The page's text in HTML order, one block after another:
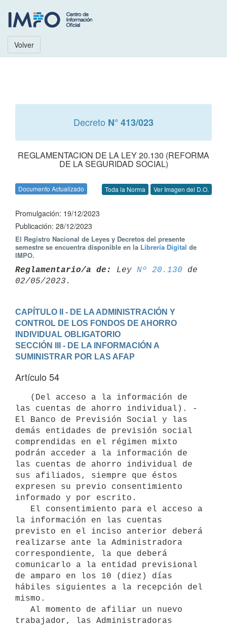
Volver
Decreto N° 413/023
REGLAMENTACION DE LA LEY 20.130 (REFORMA
DE LA SEGURIDAD SOCIAL)
Documento Actualizado Toda la Norma Ver Imagen del D.O.
Promulgación: 19/12/2023
Publicación: 28/12/2023
El Registro Nacional de Leyes y Decretos del presente
semestre se encuentra disponible en la Librería Digital de
IMPO.
Reglamentario/a de: Ley Nº 20.130 de
CAPÍTULO II - DE LA ADMINISTRACIÓN Y
CONTROL DE LOS FONDOS DE AHORRO
INDIVIDUAL OBLIGATORIO
SECCIÓN III - DE LA INFORMACIÓN A
SUMINISTRAR POR LAS AFAP
Artículo 54
las cuentas de ahorro individual). -
El Banco de Previsión Social y las
demás entidades de previsión social
comprendidas en el régimen mixto
podrán acceder a la información de
las cuentas de ahorro individual de
sus afiliados, siempre que éstos
expresen su previo consentimiento
informado y por escrito.
la información en las cuentas
previsto en el inciso anterior deberá
realizarse ante la Administradora
correspondiente, la que deberá
comunicarlo a la entidad previsional
de amparo en los 10 (diez) días
hábiles siguientes a la recepción del
mismo.
trabajador, las Administradoras